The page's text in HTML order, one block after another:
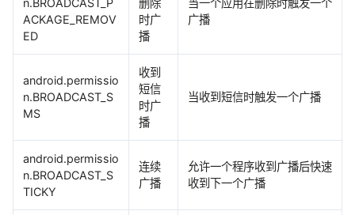
n.BROADCAST_P
ACKAGE_REMOV
ED
删除
时广
播
当一个应用在删除时触发一个
广播
android.permissio
n.BROADCAST_S
MS
收到
短信
时广
播
当收到短信时触发一个广播
android.permissio
n.BROADCAST_S
TICKY
连续
广播
允许一个程序收到广播后快速
收到下一个广播